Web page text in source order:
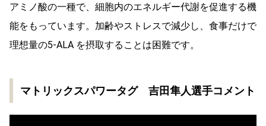
アミノ酸の一種で、細胞内のエネルギー代謝を促進する機
能をもっています。加齢やストレスで減少し、食事だけで
理想量の5-ALA を摂取することは困難です。
マトリックスパワータグ 吉田隼人選手コメント